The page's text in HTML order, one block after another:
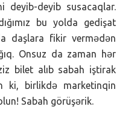
deyib-deyib susacaqlar.
bu yolda gedişat
daşlara fikir vermədən
Onsuz da zaman hər
bilet alıb sabah iştirak
ki, birlikdə marketinqin
Sabah görüşərik.